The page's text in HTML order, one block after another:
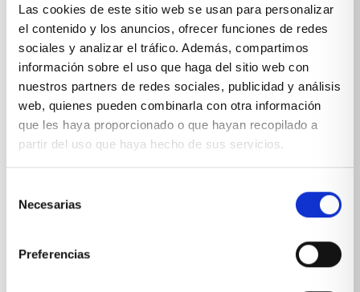
Las cookies de este sitio web se usan para personalizar
el contenido y los anuncios, ofrecer funciones de redes
sociales y analizar el tráfico. Además, compartimos
información sobre el uso que haga del sitio web con
nuestros partners de redes sociales, publicidad y análisis
web, quienes pueden combinarla con otra información
que les haya proporcionado o que hayan recopilado a
partir del uso que haya hecho de sus servicios.
Necesarias
Preferencias
NOMBRE
E-MAIL
política de privacidad